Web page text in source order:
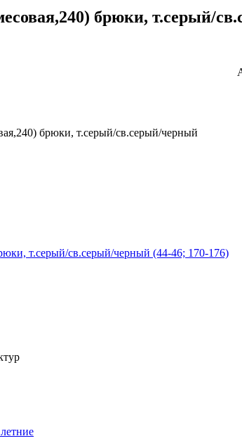
брюки, т.серый/
брюки, т.серый/св.серый/черный
т.серый/св.серый/черный (44-46; 170-176)